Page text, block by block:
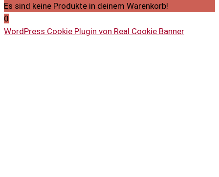
Es sind keine Produkte in deinem Warenkorb!
0
WordPress Cookie Plugin von Real Cookie Banner